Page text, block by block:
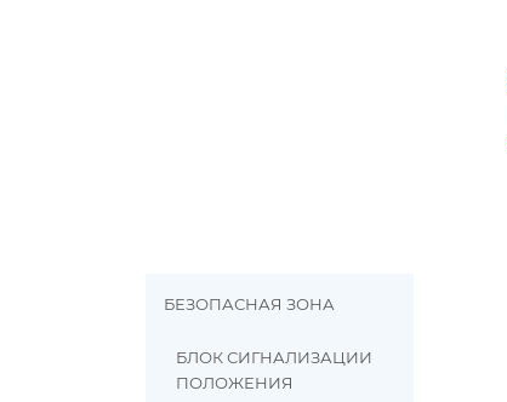
БЕЗОПАСНАЯ ЗОНА
БЛОК СИГНАЛИЗАЦИИ
ПОЛОЖЕНИЯ